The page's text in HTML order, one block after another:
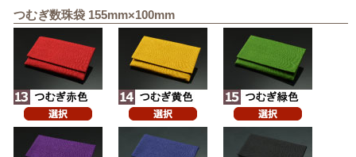
つむぎ数珠袋 155mm×100mm